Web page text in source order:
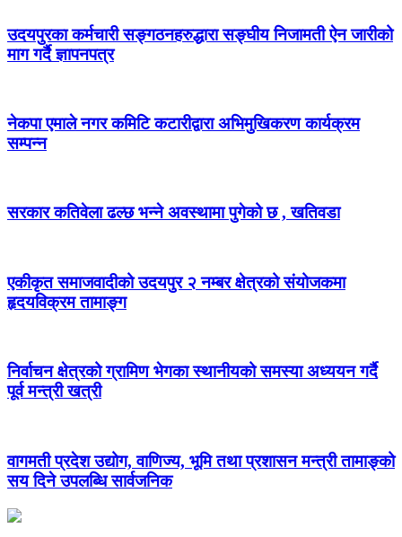
उदयपुरका कर्मचारी सङ्गठनहरुद्धारा सङ्घीय निजामती ऐन जारीको
माग गर्दै ज्ञापनपत्र
नेकपा एमाले नगर कमिटि कटारीद्वारा अभिमुखिकरण कार्यक्रम
सम्पन्न
सरकार कतिवेला ढल्छ भन्ने अवस्थामा पुगेको छ , खतिवडा
एकीकृत समाजवादीको उदयपुर २ नम्बर क्षेत्रको संयोजकमा
हृदयविक्रम तामाङ्ग
निर्वाचन क्षेत्रको ग्रामिण भेगका स्थानीयको समस्या अध्ययन गर्दै
पूर्व मन्त्री खत्री
वागमती प्रदेश उद्योग, वाणिज्य, भूमि तथा प्रशासन मन्त्री तामाङ्को
सय दिने उपलब्धि सार्वजनिक